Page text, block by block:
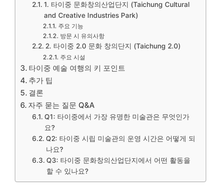
1. 타이중 문화창의산업단지 (Taichung Cultural
and Creative Industries Park)
주요 기능
방문 시 유의사항
2. 타이중 2.0 문화 창의단지 (Taichung 2.0)
주요 시설
타이중 예술 여행의 키 포인트
추가 팁
결론
자주 묻는 질문 Q&A
Q1: 타이중에서 가장 유명한 미술관은 무엇인가
요?
Q2: 타이중 시립 미술관의 운영 시간은 어떻게 되
나요?
Q3: 타이중 문화창의산업단지에서 어떤 활동을
할 수 있나요?